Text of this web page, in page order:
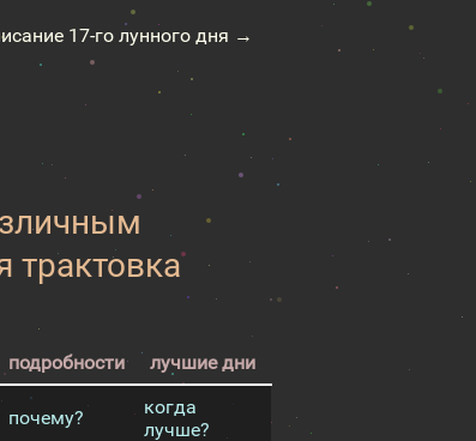
17-го лунного дня →
трактовка
подробности лучшие дни
почему?
когда
лучше?